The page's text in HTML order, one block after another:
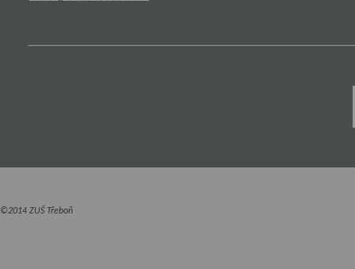
©2014 ZUŠ Třeboň